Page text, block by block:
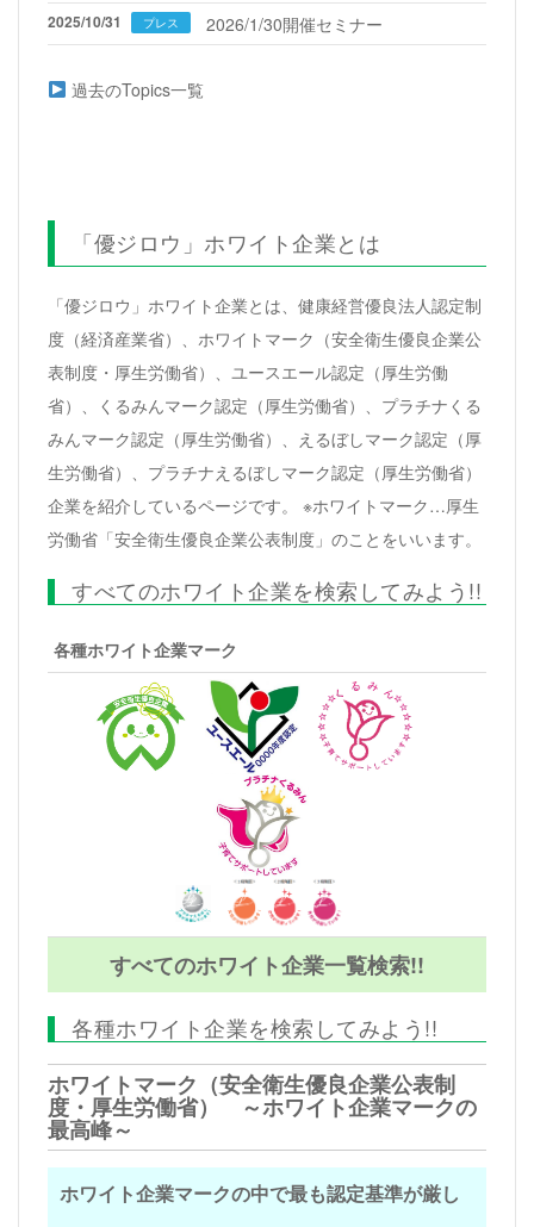
2025/10/31 プレス 2026/1/30開催セミナー
過去のTopics一覧
「優ジロウ」ホワイト企業とは
「優ジロウ」ホワイト企業とは、健康経営優良法人認定制
度（経済産業省）、ホワイトマーク（安全衛生優良企業公
表制度・厚生労働省）、ユースエール認定（厚生労働
省）、くるみんマーク認定（厚生労働省）、プラチナくる
みんマーク認定（厚生労働省）、えるぼしマーク認定（厚
生労働省）、プラチナえるぼしマーク認定（厚生労働省）
企業を紹介しているページです。 ※ホワイトマーク…厚生
労働省「安全衛生優良企業公表制度」のことをいいます。
すべてのホワイト企業を検索してみよう!!
各種ホワイト企業マーク
すべてのホワイト企業一覧検索!!
各種ホワイト企業を検索してみよう!!
ホワイトマーク（安全衛生優良企業公表制
度・厚生労働省） ～ホワイト企業マークの
最高峰～
ホワイト企業マークの中で最も認定基準が厳し